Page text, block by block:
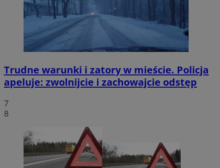
Trudne warunki i zatory w mieście. Policja
apeluje: zwolnijcie i zachowajcie odstęp
7
8